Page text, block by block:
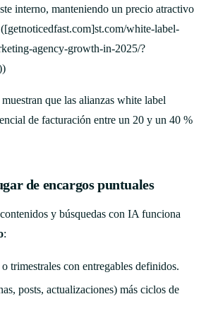
interno, manteniendo un precio atractivo
white-label-
agency-growth-in-2025/?
que las alianzas white label
de facturación entre un 20 y un 40 %
de encargos puntuales
y búsquedas con IA funciona
:
o trimestrales con entregables definidos.
posts, actualizaciones) más ciclos de